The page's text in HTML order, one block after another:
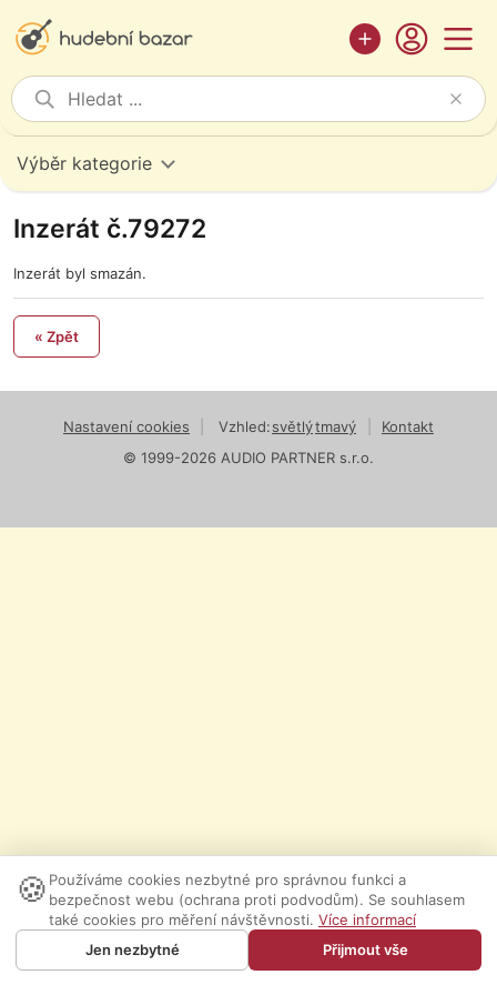
Výběr kategorie
Inzerát č.79272
Inzerát byl smazán.
« Zpět
Nastavení cookies Vzhled:světlýtmavý
Kontakt
© 1999-2026 AUDIO PARTNER s.r.o.
🍪 Používáme cookies nezbytné pro správnou funkci a
bezpečnost webu (ochrana proti podvodům). Se souhlasem
také cookies pro měření návštěvnosti. Více informací
Jen nezbytné
Přijmout vše